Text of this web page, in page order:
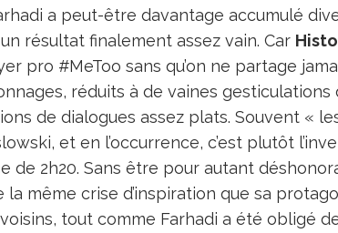
a peut-être davantage accumulé
résultat finalement assez vain. Car
pro #MeToo sans qu’on ne partage
réduits à de vaines
de dialogues assez plats. Souvent «
et en l’occurrence, c’est plutôt
de 2h20. Sans être pour autant
la même crise d’inspiration que sa
tout comme Farhadi a été obligé